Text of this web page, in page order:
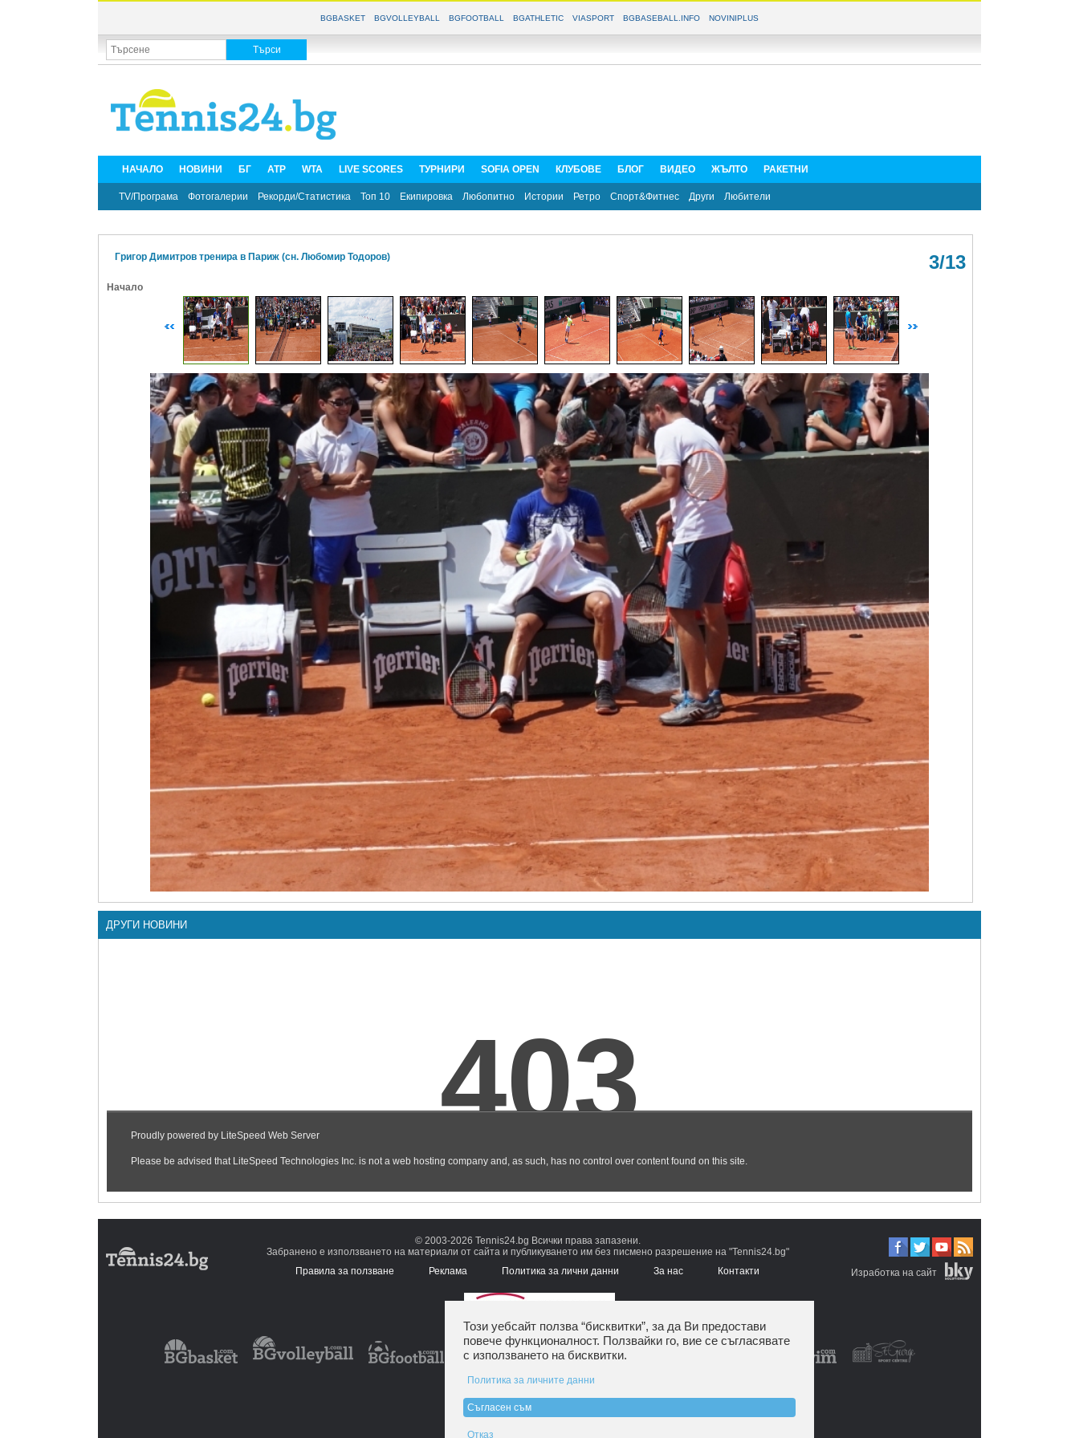
BGBASKET BGVOLLEYBALL BGFOOTBALL BGATHLETIC VIASPORT BGBASEBALL.INFO NOVINIPLUS
НАЧАЛО НОВИНИ БГ ATP WTA LIVE SCORES ТУРНИРИ SOFIA OPEN КЛУБОВЕ БЛОГ ВИДЕО ЖЪЛТО РАКЕТНИ
TV/Програма Фотогалерии Рекорди/Статистика Топ 10 Екипировка Любопитно Истории Ретро Спорт&Фитнес Други Любители
Григор Димитров тренира в Париж (сн. Любомир Тодоров) 3/13
Начало
ДРУГИ НОВИНИ
© 2003-2026 Tennis24.bg Всички права запазени.
Забранено е използването на материали от сайта и публикуването им без писмено разрешение на "Tennis24.bg"
Правила за ползване
Реклама Политика за лични данни За нас Контакти Изработка на сайт
Този уебсайт ползва “бисквитки”, за да Ви предостави
повече функционалност. Ползвайки го, вие се съгласявате
с използването на бисквитки.
Политика за личните данни
Съгласен съм
Отказ